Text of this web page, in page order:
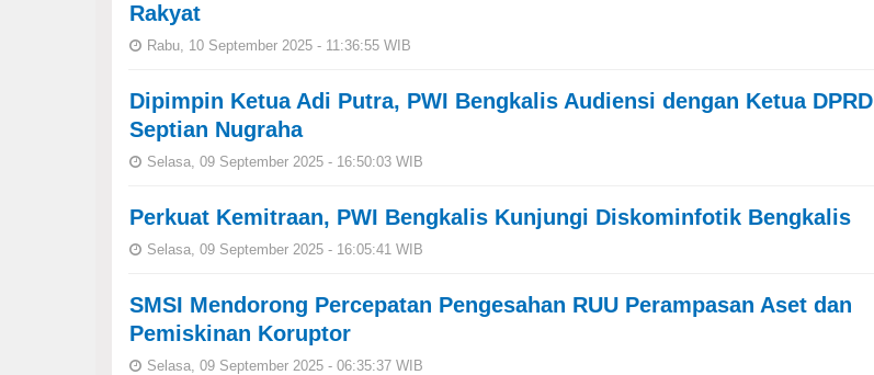
Rakyat
Rabu, 10 September 2025 - 11:36:55 WIB
Dipimpin Ketua Adi Putra, PWI Bengkalis Audiensi dengan Ketua DPRD
Septian Nugraha
Selasa, 09 September 2025 - 16:50:03 WIB
Perkuat Kemitraan, PWI Bengkalis Kunjungi Diskominfotik Bengkalis
Selasa, 09 September 2025 - 16:05:41 WIB
SMSI Mendorong Percepatan Pengesahan RUU Perampasan Aset dan
Pemiskinan Koruptor
Selasa, 09 September 2025 - 06:35:37 WIB